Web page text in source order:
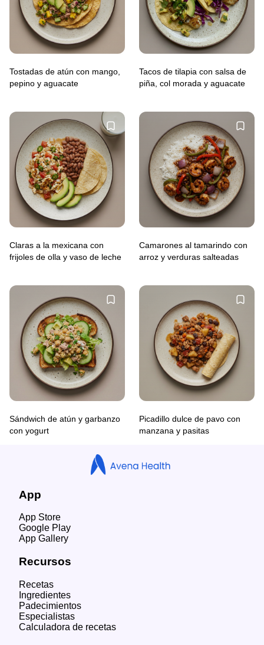
Tostadas de atún con mango,
pepino y aguacate
Tacos de tilapia con salsa de
piña, col morada y aguacate
Claras a la mexicana con
frijoles de olla y vaso de leche
Camarones al tamarindo con
arroz y verduras salteadas
Sándwich de atún y garbanzo
con yogurt
Picadillo dulce de pavo con
manzana y pasitas
App
App Store
Google Play
App Gallery
Recursos
Recetas
Ingredientes
Padecimientos
Especialistas
Calculadora de recetas